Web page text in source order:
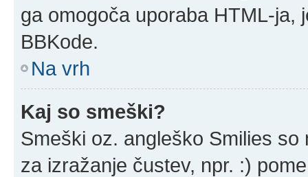
ga omogoča uporaba HTML-ja,
BBKode.
Na vrh
Kaj so smeški?
Smeški oz. angleško Smilies
za izražanje čustev, npr. :)